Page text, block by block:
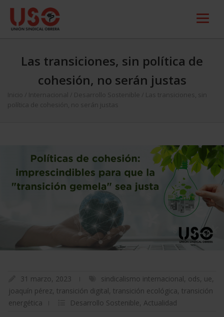
Las transiciones, sin política de
cohesión, no serán justas
Inicio Internacional Desarrollo Sostenible
Las transiciones, sin
política de cohesión, no serán justas
31 marzo, 2023 sindicalismo internacional, ods, ue,
joaquín pérez, transición digital, transición ecológica, transición
energética
Desarrollo Sostenible, Actualidad